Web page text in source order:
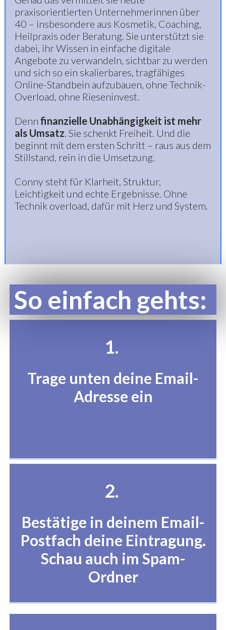
praxisorientierten Unternehmerinnen über
40 – insbesondere aus Kosmetik, Coaching,
Heilpraxis oder Beratung. Sie unterstützt sie
dabei, ihr Wissen in einfache digitale
Angebote zu verwandeln, sichtbar zu werden
und sich so ein skalierbares, tragfähiges
Online-Standbein aufzubauen, ohne Technik-
Overload, ohne Rieseninvest.
Denn finanzielle Unabhängigkeit ist mehr
als Umsatz . Sie schenkt Freiheit. Und die
beginnt mit dem ersten Schritt – raus aus dem
Stillstand, rein in die Umsetzung.
Conny steht für Klarheit, Struktur,
Leichtigkeit und echte Ergebnisse. Ohne
Technik overload, dafür mit Herz und System.
So einfach gehts:
1.
Trage unten deine Email-
Adresse ein
2.
Bestätige in deinem Email-
Postfach deine Eintragung.
Schau auch im Spam-
Ordner